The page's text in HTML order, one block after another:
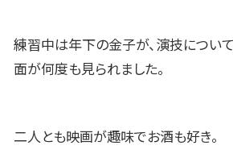
練習中は年下の金子が、演技につい
面が何度も見られました。
二人とも映画が趣味でお酒も好き。